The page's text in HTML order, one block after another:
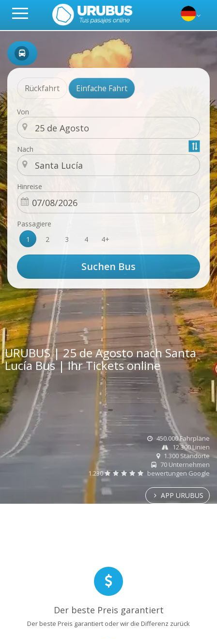
Rückfahrt Einfache Fahrt
Von
Nach
Hinreise
Passagiere
1
2 3 4 4+
URUBUS | 25 de Agosto nach Santa
Lucía Bus | Ihr Tickets online
450.000 Fahrpläne
12.300 Linien
1.300 Standorte
70 Unternehmen
1.230
bewertungen Google
APP URUBUS
Der beste Preis garantiert
Der beste Preis garantiert oder wir die Differenz zurück